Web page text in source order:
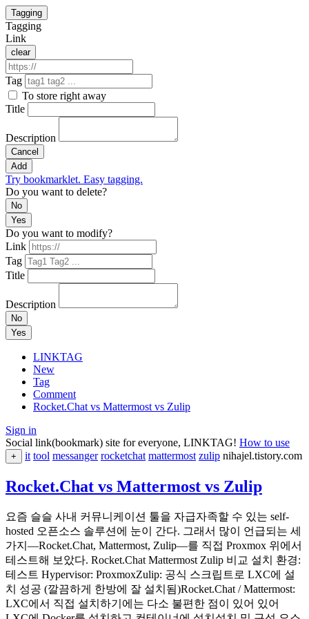
Tagging
Tagging
Link
clear
Tag
To store right away
Title
Description
Cancel
Add
Try bookmarklet. Easy tagging.
Do you want to delete?
No
Yes
Do you want to modify?
Link
Tag
Title
Description
No
Yes
LINKTAG
New
Tag
Comment
Rocket.Chat vs Mattermost vs Zulip
Sign in
Social link(bookmark) site for everyone, LINKTAG! How to use
+ it tool messanger rocketchat mattermost zulip nihajel.tistory.com
Rocket.Chat vs Mattermost vs Zulip
요즘 슬슬 사내 커뮤니케이션 툴을 자급자족할 수 있는 self-
hosted 오픈소스 솔루션에 눈이 간다. 그래서 많이 언급되는 세
가지—Rocket.Chat, Mattermost, Zulip—를 직접 Proxmox 위에서
테스트해 보았다. Rocket.Chat Mattermost Zulip 비교 설치 환경:
테스트 Hypervisor: ProxmoxZulip: 공식 스크립트로 LXC에 설
치 성공 (깔끔하게 한방에 잘 설치됨)Rocket.Chat / Mattermost:
LXC에서 직접 설치하기에는 다소 불편한 점이 있어 있어